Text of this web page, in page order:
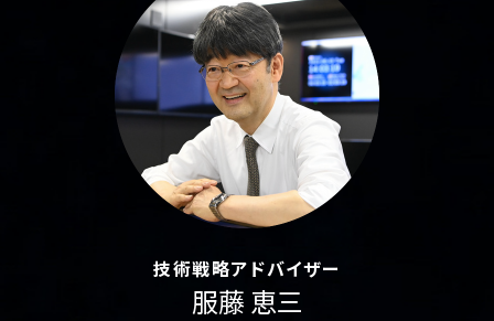
技術戦略アドバイザー
服藤 恵三